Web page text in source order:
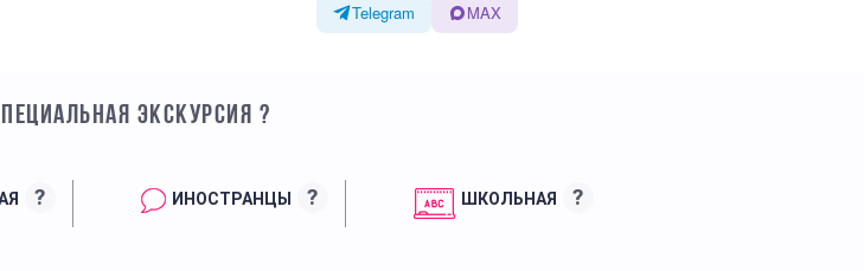
Telegram
MAX
ЭКСКУРСИЯ ?
? ИНОСТРАНЦЫ ? ШКОЛЬНАЯ ?